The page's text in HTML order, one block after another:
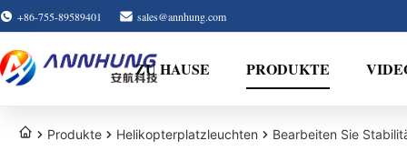
+86-755-89589401 sales@annhung.com
ZU HAUSE PRODUKTE
Produkte Helikopterplatzleuchten Bearbeiten Sie